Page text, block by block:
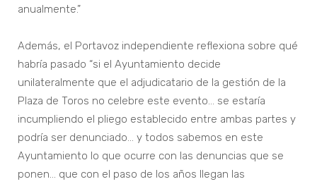
anualmente.”
Además, el Portavoz independiente reflexiona sobre qué
habría pasado “si el Ayuntamiento decide
unilateralmente que el adjudicatario de la gestión de la
Plaza de Toros no celebre este evento… se estaría
incumpliendo el pliego establecido entre ambas partes y
podría ser denunciado… y todos sabemos en este
Ayuntamiento lo que ocurre con las denuncias que se
ponen… que con el paso de los años llegan las